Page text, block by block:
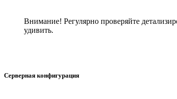
Внимание! Регулярно проверяйте
удивить.
Серверная конфигурация